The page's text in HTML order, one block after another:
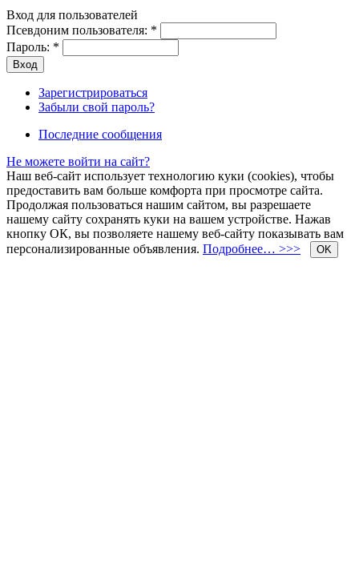
Вход для пользователей
Псевдоним пользователя: *
Пароль: *
Зарегистрироваться
Забыли свой пароль?
Последние сообщения
Не можете войти на сайт?
Наш веб-сайт использует технологию куки (cookies), чтобы
предоставить вам больше комфорта при просмотре сайта.
Продолжая пользоваться нашим сайтом, вы разрешаете
нашему сайту сохранять куки на вашем устройстве. Нажав
кнопку ОК, вы позволяете нашему веб-сайту показывать вам
персонализированные объявления. Подробнее… >>> OK